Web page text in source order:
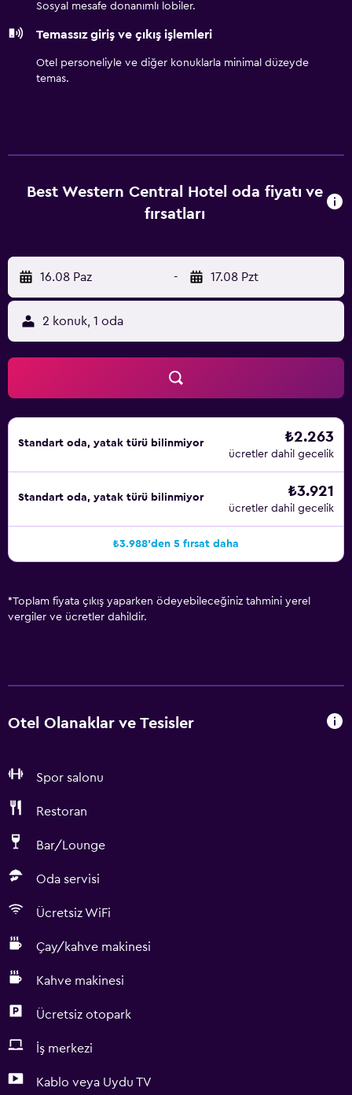
Sosyal mesafe donanımlı lobiler.
Temassız giriş ve çıkış işlemleri
Otel personeliyle ve diğer konuklarla minimal düzeyde
temas.
Best Western Central Hotel oda fiyatı ve
fırsatları
16.08 Paz - 17.08 Pzt
2 konuk, 1 oda
Standart oda, yatak türü bilinmiyor ₺2.263
ücretler dahil gecelik
Standart oda, yatak türü bilinmiyor ₺3.921
ücretler dahil gecelik
₺3.988'den 5 fırsat daha
*Toplam fiyata çıkış yaparken ödeyebileceğiniz tahmini yerel
vergiler ve ücretler dahildir.
Otel Olanaklar ve Tesisler
Spor salonu
Restoran
Bar/Lounge
Oda servisi
Ücretsiz WiFi
Çay/kahve makinesi
Kahve makinesi
Ücretsiz otopark
İş merkezi
Kablo veya Uydu TV